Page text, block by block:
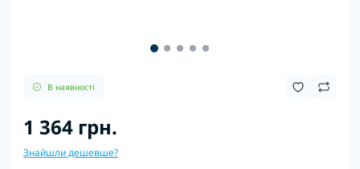
В наявності
1 364 грн.
Знайшли дешевше?